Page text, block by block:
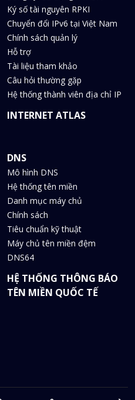
Ký số tài nguyên RPKI
Chuyển đổi IPv6 tại Việt Nam
Chính sách quản lý
Hỗ trợ
Tài liệu tham khảo
Câu hỏi thường gặp
Hệ thống thành viên địa chỉ IP
INTERNET ATLAS
DNS
Mô hình DNS
Hệ thống tên miền
Danh mục máy chủ
Chính sách
Tiêu chuẩn kỹ thuật
Máy chủ tên miền đệm
DNS64
HỆ THỐNG THÔNG BÁO
TÊN MIỀN QUỐC TẾ